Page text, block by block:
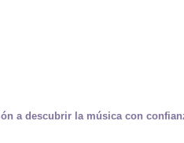
a descubrir la música con